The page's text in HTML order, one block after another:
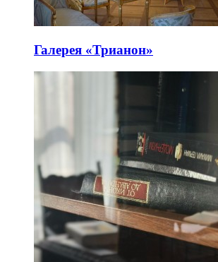
Галерея «Трианон»